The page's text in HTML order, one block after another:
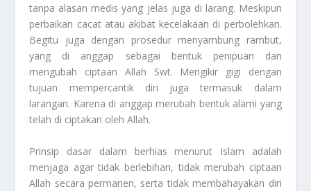
tanpa alasan medis yang jelas juga di larang. Meskipun
perbaikan cacat atau akibat kecelakaan di perbolehkan.
Begitu juga dengan prosedur menyambung rambut,
yang di anggap sebagai bentuk penipuan dan
mengubah ciptaan Allah Swt. Mengikir gigi dengan
tujuan mempercantik diri juga termasuk dalam
larangan. Karena di anggap merubah bentuk alami yang
telah di ciptakan oleh Allah.
Prinsip dasar dalam berhias menurut Islam adalah
menjaga agar tidak berlebihan, tidak merubah ciptaan
Allah secara permanen, serta tidak membahayakan diri